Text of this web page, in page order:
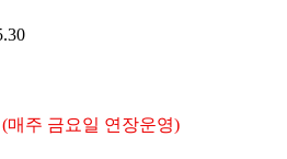
매주 금요일 연장운영)